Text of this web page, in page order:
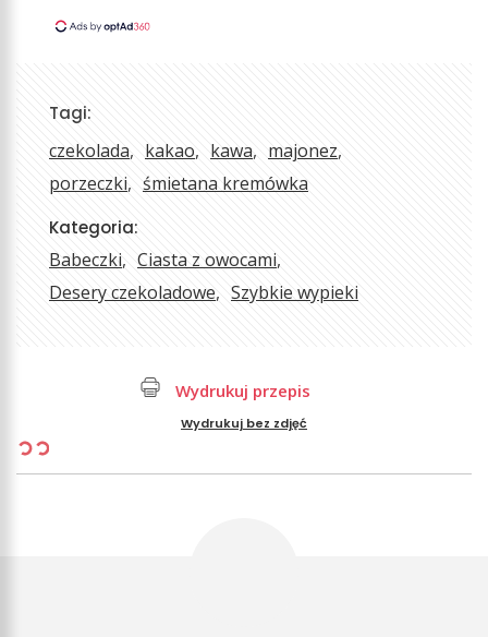
Tagi:
czekolada kakao kawa
majonez
porzeczki
śmietana kremówka
Kategoria:
Babeczki
Ciasta z owocami
Desery czekoladowe
Szybkie wypieki
Wydrukuj przepis
Wydrukuj bez zdjęć